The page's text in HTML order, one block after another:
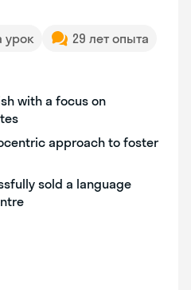
урок
29 лет опыта
with a focus on
approach to foster
sold a language